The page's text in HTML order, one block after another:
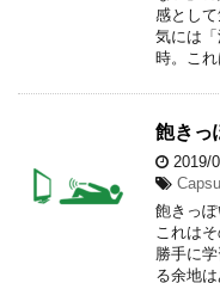
感とし
気には
時。こ
飽きっ
2019/
飽きっ
これは
勝手に
る余地